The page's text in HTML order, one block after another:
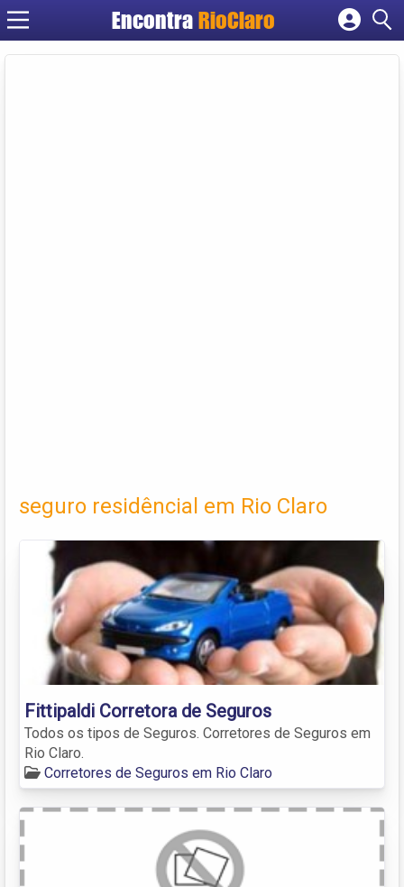
Encontra RioClaro
Cadastrar empresa
seguro residêncial em Rio Claro
Fittipaldi Corretora de Seguros
Todos os tipos de Seguros. Corretores de Seguros em
Rio Claro.
Corretores de Seguros em Rio Claro